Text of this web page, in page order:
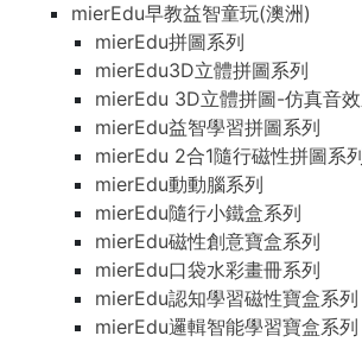
mierEdu早教益智童玩(澳洲)
mierEdu拼圖系列
mierEdu3D立體拼圖系列
mierEdu 3D立體拼圖-仿真音
mierEdu益智學習拼圖系列
mierEdu 2合1隨行磁性拼圖系
mierEdu動動腦系列
mierEdu隨行小鐵盒系列
mierEdu磁性創意寶盒系列
mierEdu口袋水彩畫冊系列
mierEdu認知學習磁性寶盒系列
mierEdu邏輯智能學習寶盒系列